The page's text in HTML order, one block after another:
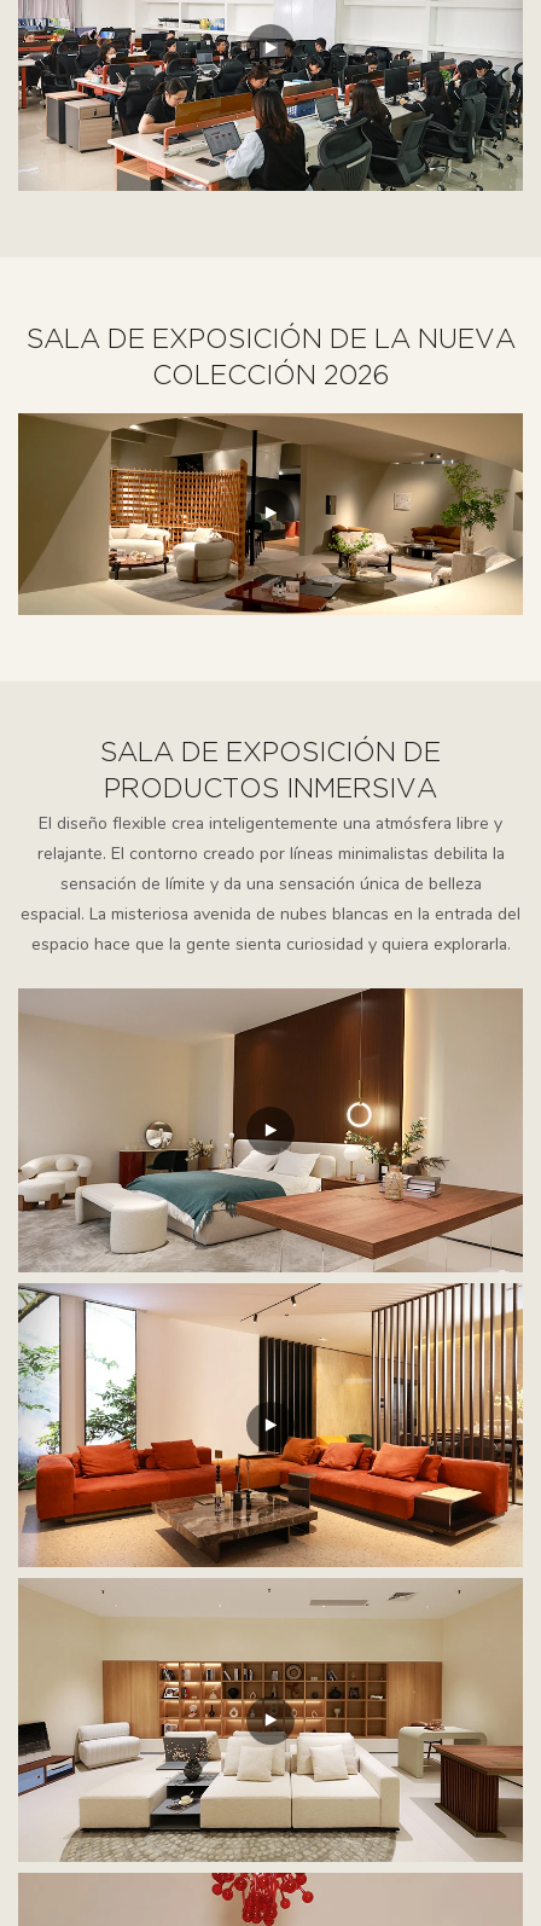
SALA DE EXPOSICIÓN DE LA NUEVA
COLECCIÓN 2026
SALA DE EXPOSICIÓN DE
PRODUCTOS INMERSIVA
El diseño flexible crea inteligentemente una atmósfera libre y
relajante. El contorno creado por líneas minimalistas debilita la
sensación de límite y da una sensación única de belleza
espacial. La misteriosa avenida de nubes blancas en la entrada del
espacio hace que la gente sienta curiosidad y quiera explorarla.